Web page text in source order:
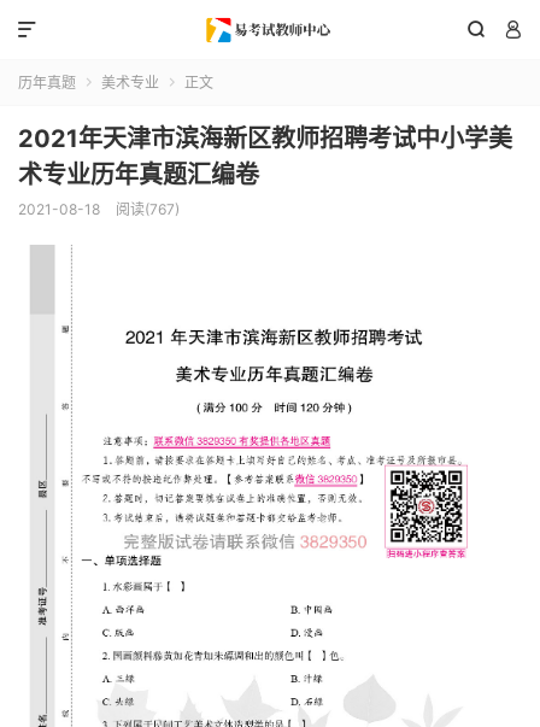
 

历年真题  美术专业  正文
2021年天津市滨海新区教师招聘考试中小学美
术专业历年真题汇编卷
2021-08-18 阅读(767)